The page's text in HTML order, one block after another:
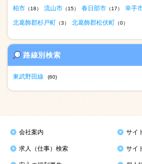
柏市 （18） 流山市 （15） 春日部市 （17） 幸手
北葛飾郡杉戸町 （3） 北葛飾郡松伏町 （0）
路線別検索
東武野田線 (60)
会社案内 サイ
求人（仕事）検索 サイ